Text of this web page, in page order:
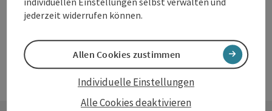
jederzeit widerrufen können.
Alle Cookies deaktivieren
Individuelle Einstellungen
Allen Cookies zustimmen